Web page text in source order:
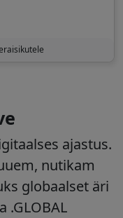
ajastus.
nutikam
globaalset äri
.GLOBAL